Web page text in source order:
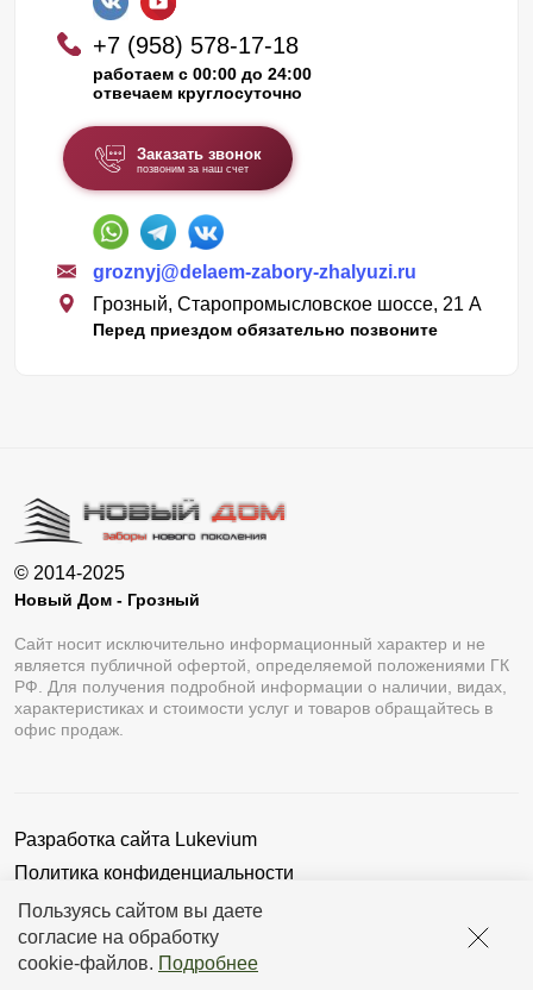
Пользуясь сайтом вы даете
согласие на обработку
cookie-файлов. Подробнее
+7 (958) 578-17-18
работаем с 00:00 до 24:00
отвечаем круглосуточно
Заказать звонок
позвоним за наш счет
groznyj@delaem-zabory-zhalyuzi.ru
Грозный, Старопромысловское шоссе, 21 А
Перед приездом обязательно позвоните
© 2014-2025
Новый Дом - Грозный
Сайт носит исключительно информационный характер и не
является публичной офертой, определяемой положениями ГК
РФ. Для получения подробной информации о наличии, видах,
характеристиках и стоимости услуг и товаров обращайтесь в
офис продаж.
Разработка сайта Lukevium
Политика конфиденциальности
Пользовательское соглашение